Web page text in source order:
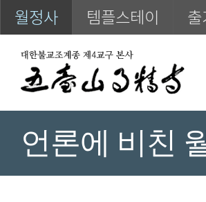
월정사 템플스테이
언론에 비친